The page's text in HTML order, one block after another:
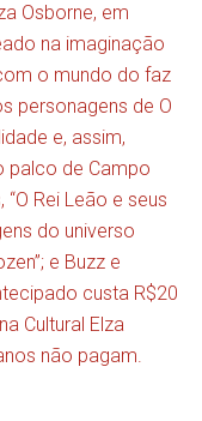
Osborne, em
na imaginação
o mundo do faz
personagens de O
e, assim,
palco de Campo
Rei Leão e seus
do universo
e Buzz e
custa R$20
Cultural Elza
não pagam.